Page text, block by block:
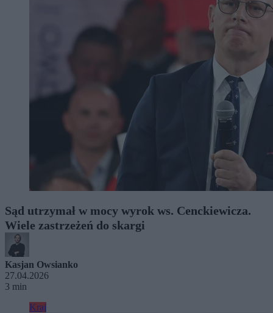
Sąd utrzymał w mocy wyrok ws. Cenckiewicza.
Wiele zastrzeżeń do skargi
Kasjan Owsianko
27.04.2026
3 min
Kraj